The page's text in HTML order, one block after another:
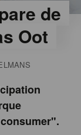
de
Oot